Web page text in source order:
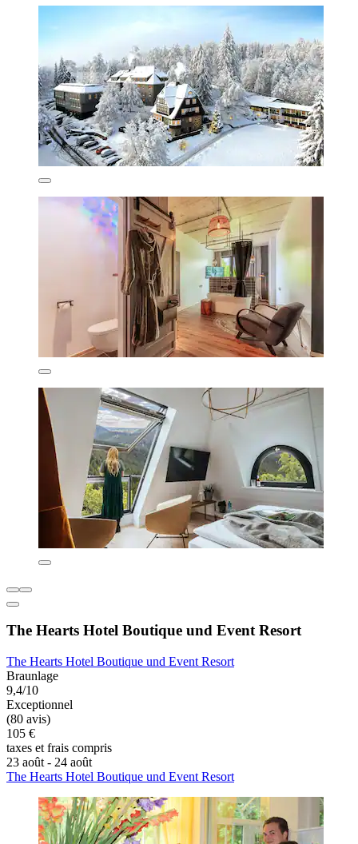
The Hearts Hotel Boutique und Event Resort
The Hearts Hotel Boutique und Event Resort
Braunlage
9,4/10
Exceptionnel
(80 avis)
105 €
taxes et frais compris
23 août - 24 août
The Hearts Hotel Boutique und Event Resort